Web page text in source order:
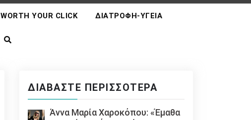
WORTH YOUR CLICK ΔΙΑΤΡΟΦΉ-ΥΓΕΊΑ
ΔΙΑΒΆΣΤΕ ΠΕΡΙΣΣΌΤΕΡΑ
Άννα Μαρία Χαροκόπου: «Έμαθα